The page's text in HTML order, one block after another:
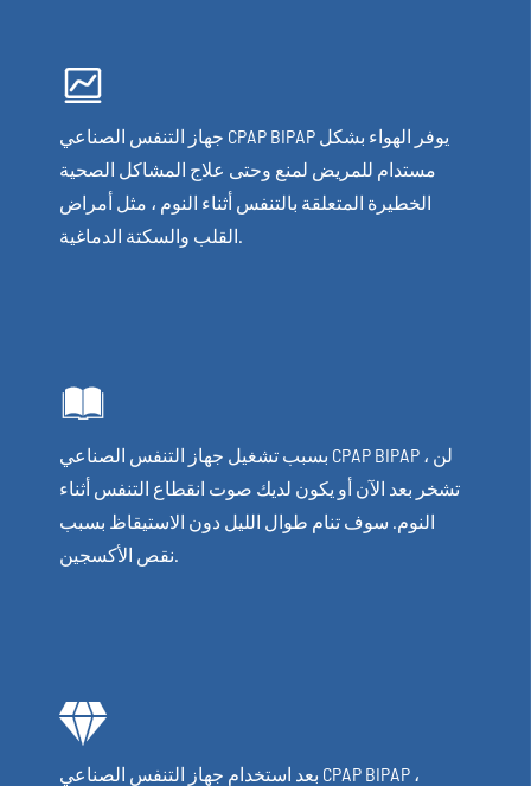

جهاز التنفس الصناعي CPAP BIPAP يوفر الهواء بشكل
مستدام للمريض لمنع وحتى علاج المشاكل الصحية
الخطيرة المتعلقة بالتنفس أثناء النوم ، مثل أمراض
القلب والسكتة الدماغية.

بسبب تشغيل جهاز التنفس الصناعي CPAP BIPAP ، لن
تشخر بعد الآن أو يكون لديك صوت انقطاع التنفس أثناء
النوم. سوف تنام طوال الليل دون الاستيقاظ بسبب
نقص الأكسجين.

بعد استخدام جهاز التنفس الصناعي CPAP BIPAP ،